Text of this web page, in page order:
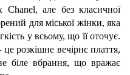
але без класичної
для міської жінки, яка
у всьому, що її оточує.
розкішне вечірнє плаття,
біле вбрання, що вражає